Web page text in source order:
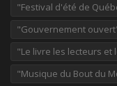
"Festival d'été de
"Gouvernement
"Le livre les lecteurs et
"Musique du Bout du